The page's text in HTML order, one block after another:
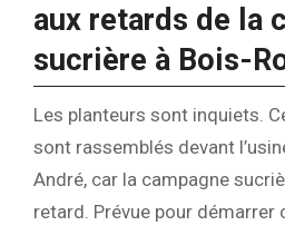
aux retards de la
sucrière à Bois-
Les planteurs sont inquiets.
sont rassemblés devant
André, car la campagne
retard. Prévue pour démarrer